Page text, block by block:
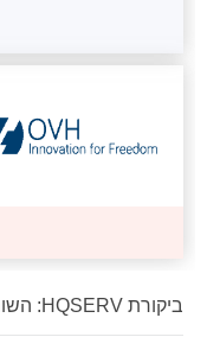
ביקורת HQSERV: השורה התחתונה